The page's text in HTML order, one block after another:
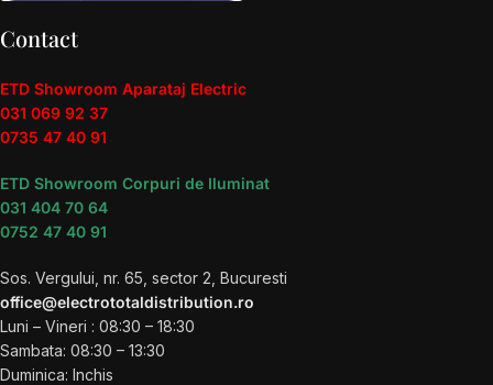
Contact
ETD Showroom Aparataj Electric
031 069 92 37
0735 47 40 91
ETD Showroom Corpuri de Iluminat
031 404 70 64
0752 47 40 91
Sos. Vergului, nr. 65, sector 2, Bucuresti
office@electrototaldistribution.ro
Luni – Vineri : 08:30 – 18:30
Sambata: 08:30 – 13:30
Duminica: Inchis